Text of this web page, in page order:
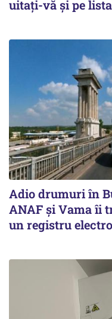
uitați-vă și pe
Adio drumuri în
ANAF și Vama îi
un registru